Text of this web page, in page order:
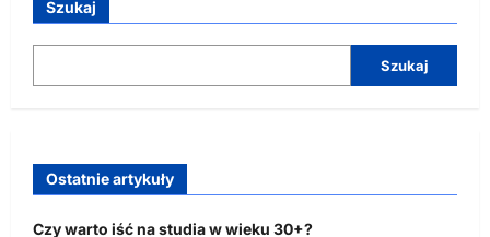
Szukaj
Szukaj
Ostatnie artykuły
Czy warto iść na studia w wieku 30+?